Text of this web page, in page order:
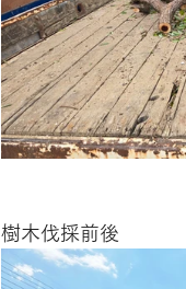
樹木伐採前後